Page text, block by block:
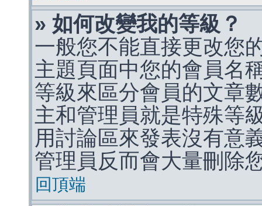
» 如何改變我的等級？
一般您不能直接更改您
主題頁面中您的會員名
等級來區分會員的文章
主和管理員就是特殊等
用討論區來發表沒有意
管理員反而會大量刪除
回頂端